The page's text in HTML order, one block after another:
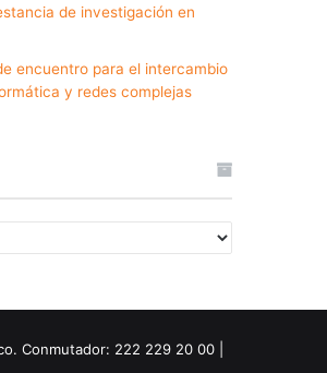
de investigación en
encuentro para el intercambio
y redes complejas
Conmutador: 222 229 20 00 |